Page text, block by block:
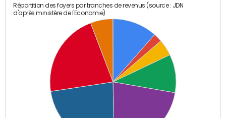
Répartition des foyers par tranches de revenus (source : JDN
d'après ministère de l'Economie)